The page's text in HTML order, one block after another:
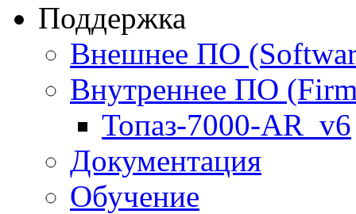
Поддержка
Внешнее ПО
Внутреннее ПО
Топаз-7000-AR_v6
Документация
Обучение